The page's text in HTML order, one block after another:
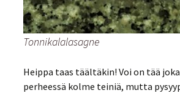
Tonnikalalasagne
Heippa taas täältäkin! Voi on tää
perheessä kolme teiniä, mutta